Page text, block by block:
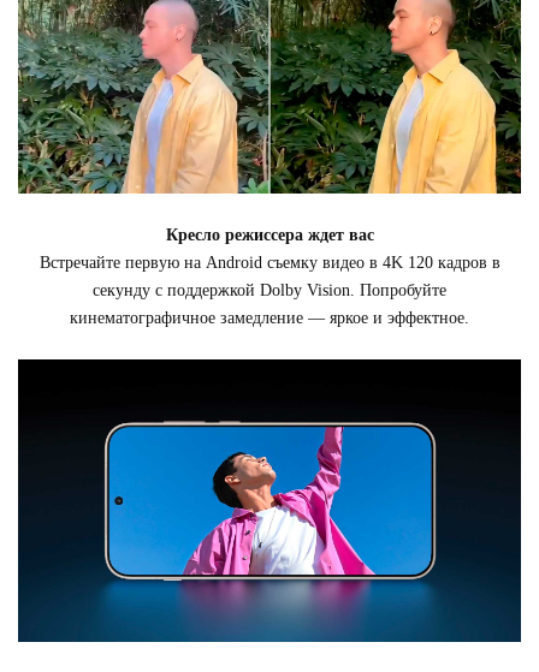
Кресло режиссера ждет вас
Встречайте первую на Android съемку видео в 4K 120 кадров в
секунду с поддержкой Dolby Vision. Попробуйте
кинематографичное замедление — яркое и эффектное.